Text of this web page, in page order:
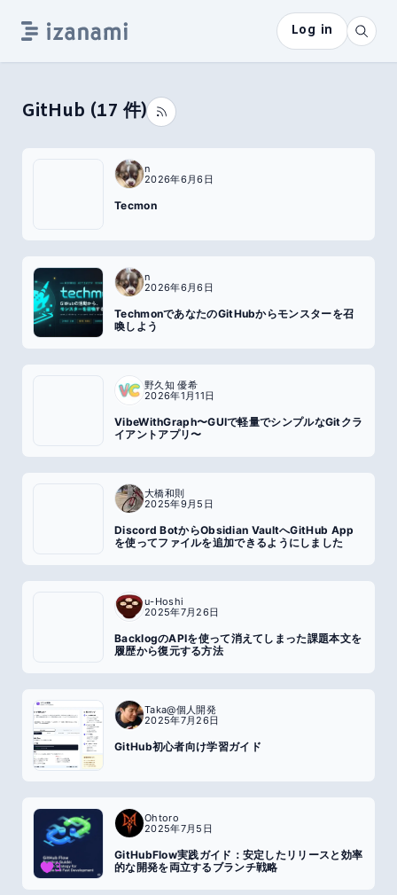
Log in
GitHub (17 件)
n
2026年6月6日
Tecmon
n
2026年6月6日
TechmonであなたのGitHubからモンスターを召
喚しよう
野久知 優希
2026年1月11日
VibeWithGraph〜GUIで軽量でシンプルなGitクラ
イアントアプリ〜
大橋和則
2025年9月5日
Discord BotからObsidian VaultへGitHub App
を使ってファイルを追加できるようにしました
u-Hoshi
2025年7月26日
BacklogのAPIを使って消えてしまった課題本文を
履歴から復元する方法
Taka@個人開発
2025年7月26日
GitHub初心者向け学習ガイド
Ohtoro
2025年7月5日
GitHubFlow実践ガイド：安定したリリースと効率
的な開発を両立するブランチ戦略
3